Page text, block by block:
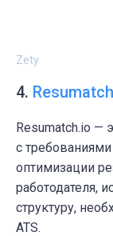
Zety
4.
Resumatch.io —
с
оптимизации
работодателя,
структуру,
ATS.